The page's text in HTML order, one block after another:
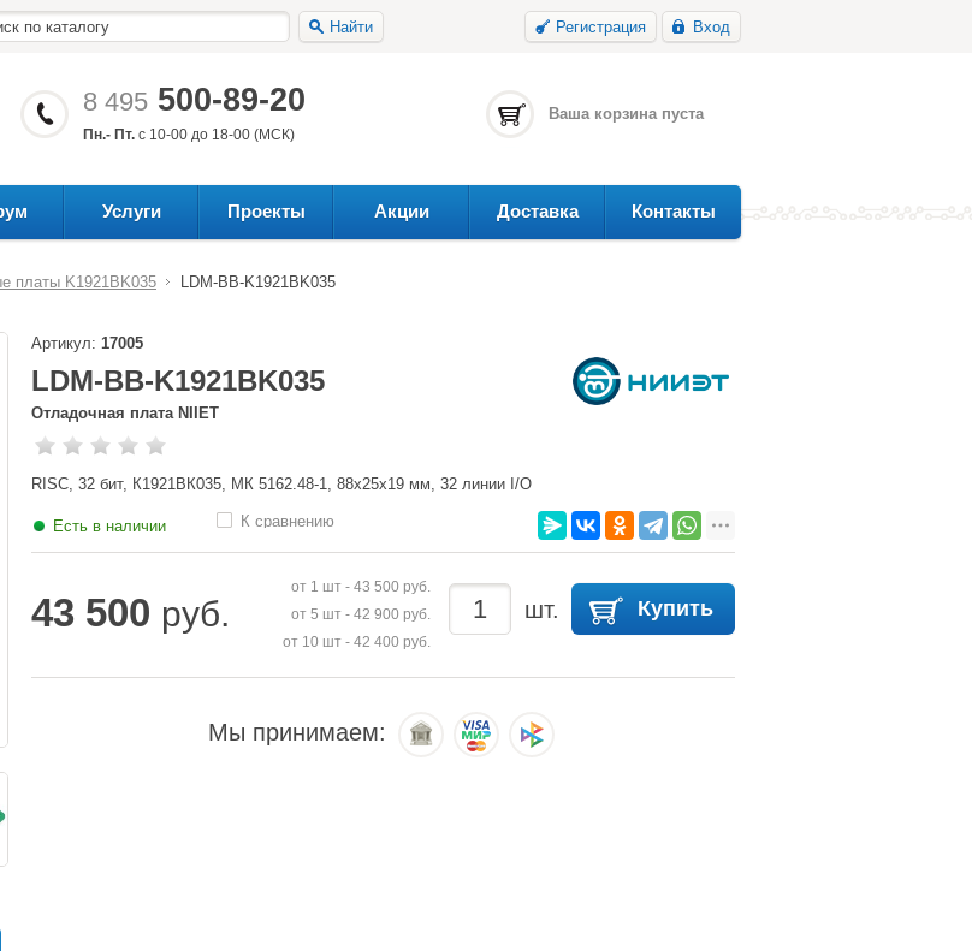
Найти Регистрация Вход
8 495 500-89-20
Пн.- Пт. с 10-00 до 18-00 (МСК)
Ваша корзина пуста
Услуги Проекты Акции Доставка Контакты
платы K1921BK035 LDM-BB-K1921BK035
Артикул: 17005
LDM-BB-K1921BK035
Отладочная плата NIIET
RISC, 32 бит, К1921ВК035, МК 5162.48-1, 88х25х19 мм, 32 линии I/O
Есть в наличии К сравнению
Купить
шт.
от 1 шт - 43 500 руб.
от 5 шт - 42 900 руб.
от 10 шт - 42 400 руб.
43 500 руб.
Мы принимаем: